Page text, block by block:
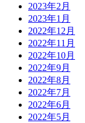
2023年2月
2023年1月
2022年12月
2022年11月
2022年10月
2022年9月
2022年8月
2022年7月
2022年6月
2022年5月